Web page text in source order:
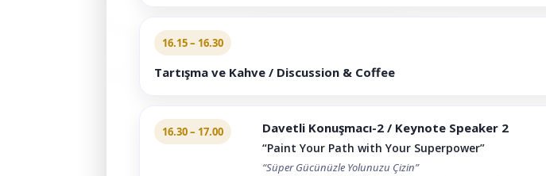
16.15 – 16.30
Tartışma ve Kahve / Discussion & Coffee
16.30 – 17.00 Davetli Konuşmacı-2 / Keynote Speaker 2
“Paint Your Path with Your Superpower”
“Süper Gücünüzle Yolunuzu Çizin”